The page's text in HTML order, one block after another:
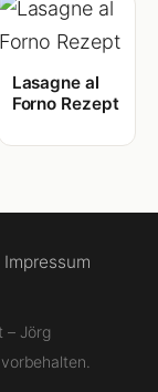
Lasagne al
Forno Rezept
Impressum
– Jörg